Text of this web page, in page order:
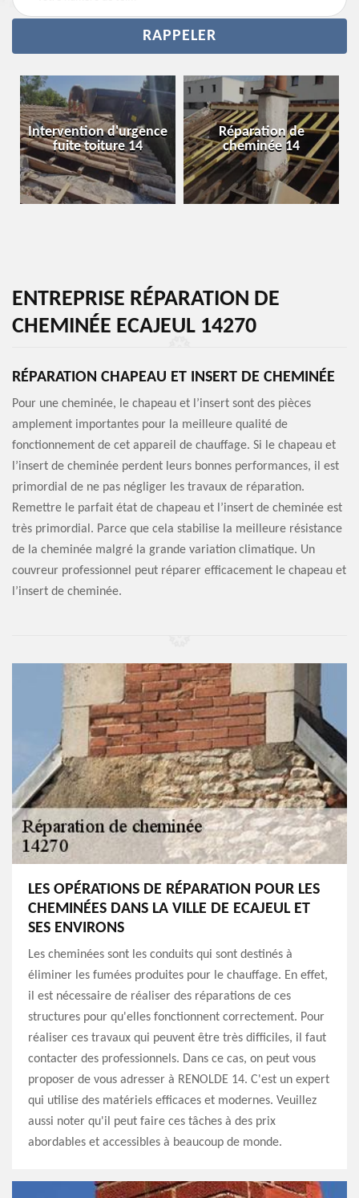
Intervention d'urgence
fuite toiture 14
Réparation de
cheminée 14
ENTREPRISE RÉPARATION DE
CHEMINÉE ECAJEUL 14270
RÉPARATION CHAPEAU ET INSERT DE CHEMINÉE
Pour une cheminée, le chapeau et l’insert sont des pièces
amplement importantes pour la meilleure qualité de
fonctionnement de cet appareil de chauffage. Si le chapeau et
l’insert de cheminée perdent leurs bonnes performances, il est
primordial de ne pas négliger les travaux de réparation.
Remettre le parfait état de chapeau et l’insert de cheminée est
très primordial. Parce que cela stabilise la meilleure résistance
de la cheminée malgré la grande variation climatique. Un
couvreur professionnel peut réparer efficacement le chapeau et
l’insert de cheminée.
LES OPÉRATIONS DE RÉPARATION POUR LES
CHEMINÉES DANS LA VILLE DE ECAJEUL ET
SES ENVIRONS
Les cheminées sont les conduits qui sont destinés à
éliminer les fumées produites pour le chauffage. En effet,
il est nécessaire de réaliser des réparations de ces
structures pour qu'elles fonctionnent correctement. Pour
réaliser ces travaux qui peuvent être très difficiles, il faut
contacter des professionnels. Dans ce cas, on peut vous
proposer de vous adresser à RENOLDE 14. C'est un expert
qui utilise des matériels efficaces et modernes. Veuillez
aussi noter qu'il peut faire ces tâches à des prix
abordables et accessibles à beaucoup de monde.